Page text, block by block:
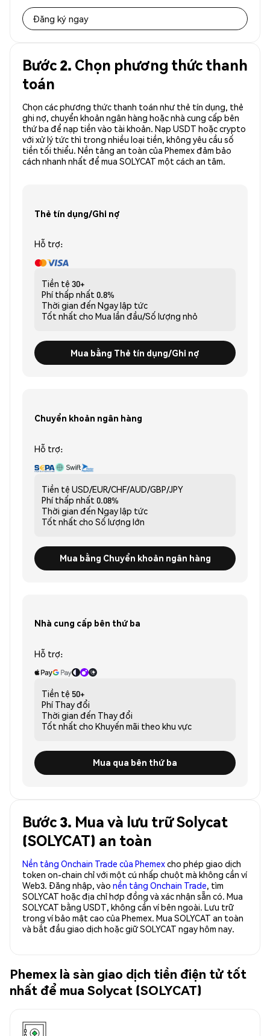
Đăng ký ngay
Bước 2. Chọn phương thức thanh
toán
Chọn các phương thức thanh toán như thẻ tín dụng, thẻ
ghi nợ, chuyển khoản ngân hàng hoặc nhà cung cấp bên
thứ ba để nạp tiền vào tài khoản. Nạp USDT hoặc crypto
với xử lý tức thì trong nhiều loại tiền, không yêu cầu số
tiền tối thiểu. Nền tảng an toàn của Phemex đảm bảo
cách nhanh nhất để mua SOLYCAT một cách an tâm.
Thẻ tín dụng/Ghi nợ
Hỗ trợ:
Tiền tệ 30+
Phí thấp nhất 0.8%
Thời gian đến Ngay lập tức
Tốt nhất cho Mua lần đầu/Số lượng nhỏ
Mua bằng Thẻ tín dụng/Ghi nợ
Chuyển khoản ngân hàng
Hỗ trợ:
Tiền tệ USD/EUR/CHF/AUD/GBP/JPY
Phí thấp nhất 0.08%
Thời gian đến Ngay lập tức
Tốt nhất cho Số lượng lớn
Mua bằng Chuyển khoản ngân hàng
Nhà cung cấp bên thứ ba
Hỗ trợ:
Tiền tệ 50+
Phí Thay đổi
Thời gian đến Thay đổi
Tốt nhất cho Khuyến mãi theo khu vực
Mua qua bên thứ ba
Bước 3. Mua và lưu trữ Solycat
(SOLYCAT) an toàn
Nền tảng Onchain Trade của Phemexcho phép giao dịch
token on-chain chỉ với một cú nhấp chuột mà không cần ví
Web3. Đăng nhập, vào nền tảng Onchain Trade, tìm
SOLYCAT hoặc địa chỉ hợp đồng và xác nhận sẵn có. Mua
SOLYCAT bằng USDT, không cần ví bên ngoài. Lưu trữ
trong ví bảo mật cao của Phemex. Mua SOLYCAT an toàn
và bắt đầu giao dịch hoặc giữ SOLYCAT ngay hôm nay.
Phemex là sàn giao dịch tiền điện tử tốt
nhất để mua Solycat (SOLYCAT)